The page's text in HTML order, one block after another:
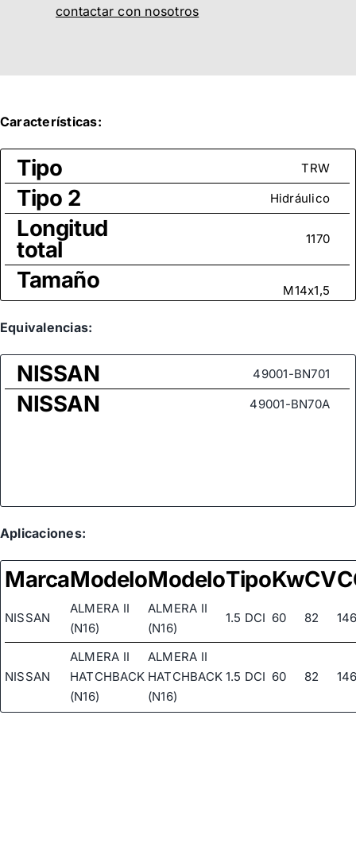
contactar con nosotros
Características:
Tipo TRW
Tipo 2 Hidráulico
Longitud
total 1170
Tamaño
rosca M14x1,5
Medida
de rosca
(rótula
axial)
Equivalencias:
NISSAN 49001-BN701
NISSAN 49001-BN70A
Aplicaciones:
MarcaModeloModeloTipoKwCV
NISSAN
ALMERA II
(N16)
ALMERA II
(N16)
1.5 DCI 60 82
NISSAN
ALMERA II
HATCHBACK
(N16)
ALMERA II
HATCHBACK
(N16)
1.5 DCI 60 82